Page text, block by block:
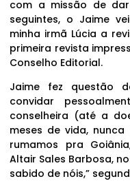
com a missão de
seguintes, o Jaime
minha irmã Lúcia a
primeira revista
Conselho Editorial.
Jaime fez questão
convidar
conselheira (até a
meses de vida,
rumamos pra
Altair Sales Barbosa,
sabido de nóis,”